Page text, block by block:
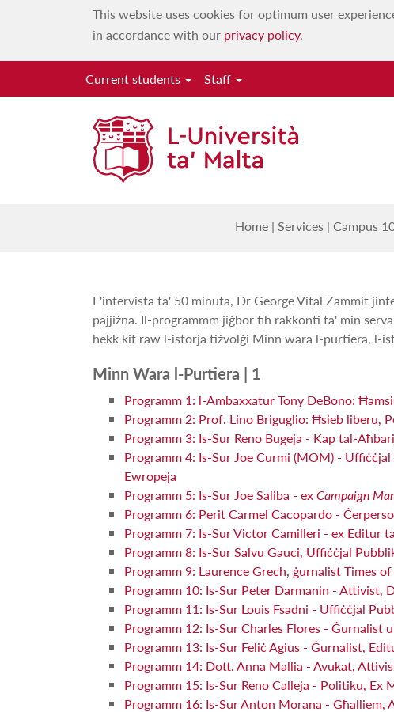
This website uses cookies for optimum user
in accordance with our privacy policy.
Current students Staff
Home| Services| Campus
F'intervista ta' 50 minuta, Dr George Vital Zammit
pajjiżna. Il-programmm jiġbor fih rakkonti ta' min
hekk kif raw l-istorja tiżvolġi Minn wara l-purtiera, l-
Minn Wara l-Purtiera | 1
Programm 1: l-Ambaxxatur Tony DeBono:
Programm 2: Prof. Lino Briguglio: Ħsieb liberu,
Programm 3: Is-Sur Reno Bugeja - Kap tal-
Programm 4: Is-Sur Joe Curmi (MOM) -
Ewropeja
Programm 5: Is-Sur Joe Saliba - exCampaign
Programm 6: Perit Carmel Cacopardo -
Programm 7: Is-Sur Victor Camilleri - ex Editur
Programm 8: Is-Sur Salvu Gauci, Uffiċċjal
Programm 9: Laurence Grech, ġurnalist Times
Programm 10: Is-Sur Peter Darmanin - Attivist,
Programm 11: Is-Sur Louis Fsadni - Uffiċċjal
Programm 12: Is-Sur Charles Flores - Ġurnalist
Programm 13: Is-Sur Feliċ Agius - Ġurnalist,
Programm 14: Dott. Anna Mallia - Avukat,
Programm 15: Is-Sur Reno Calleja - Politiku, Ex
Programm 16: Is-Sur Anton Morana -